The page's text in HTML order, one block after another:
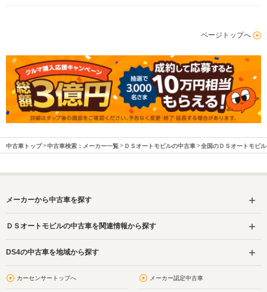
ページトップへ
中古車トップ 中古車検索：メーカー一覧 ＤＳオートモビルの中古車 全国のＤＳオートモビル
メーカーから中古車を探す
ＤＳオートモビルの中古車を関連情報から探す
DS4の中古車を地域から探す
カーセンサートップへ メーカー認定中古車